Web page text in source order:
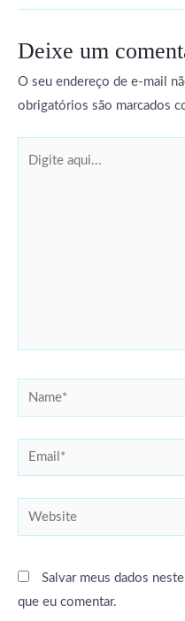
Deixe um
O seu endereço de e-mail
obrigatórios são marcados
Name*
Email*
Website
Salvar meus dados
que eu comentar.